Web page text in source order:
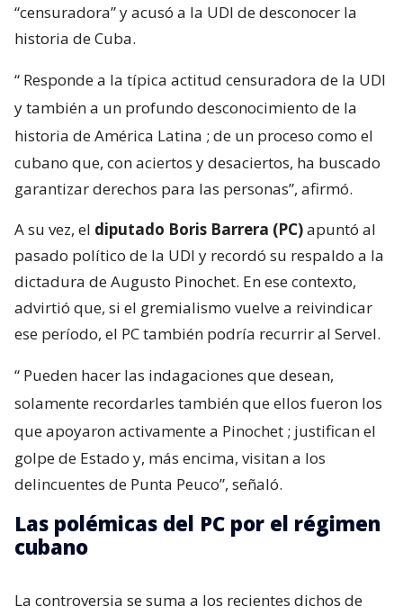
“censuradora” y acusó a la UDI de desconocer la
historia de Cuba.
“ Responde a la típica actitud censuradora de la UDI
y también a un profundo desconocimiento de la
historia de América Latina ; de un proceso como el
cubano que, con aciertos y desaciertos, ha buscado
garantizar derechos para las personas”, afirmó.
A su vez, el diputado Boris Barrera (PC)apuntó al
pasado político de la UDI y recordó su respaldo a la
dictadura de Augusto Pinochet. En ese contexto,
advirtió que, si el gremialismo vuelve a reivindicar
ese período, el PC también podría recurrir al Servel.
“ Pueden hacer las indagaciones que desean,
solamente recordarles también que ellos fueron los
que apoyaron activamente a Pinochet ; justifican el
golpe de Estado y, más encima, visitan a los
delincuentes de Punta Peuco”, señaló.
Las polémicas del PC por el régimen
cubano
La controversia se suma a los recientes dichos de